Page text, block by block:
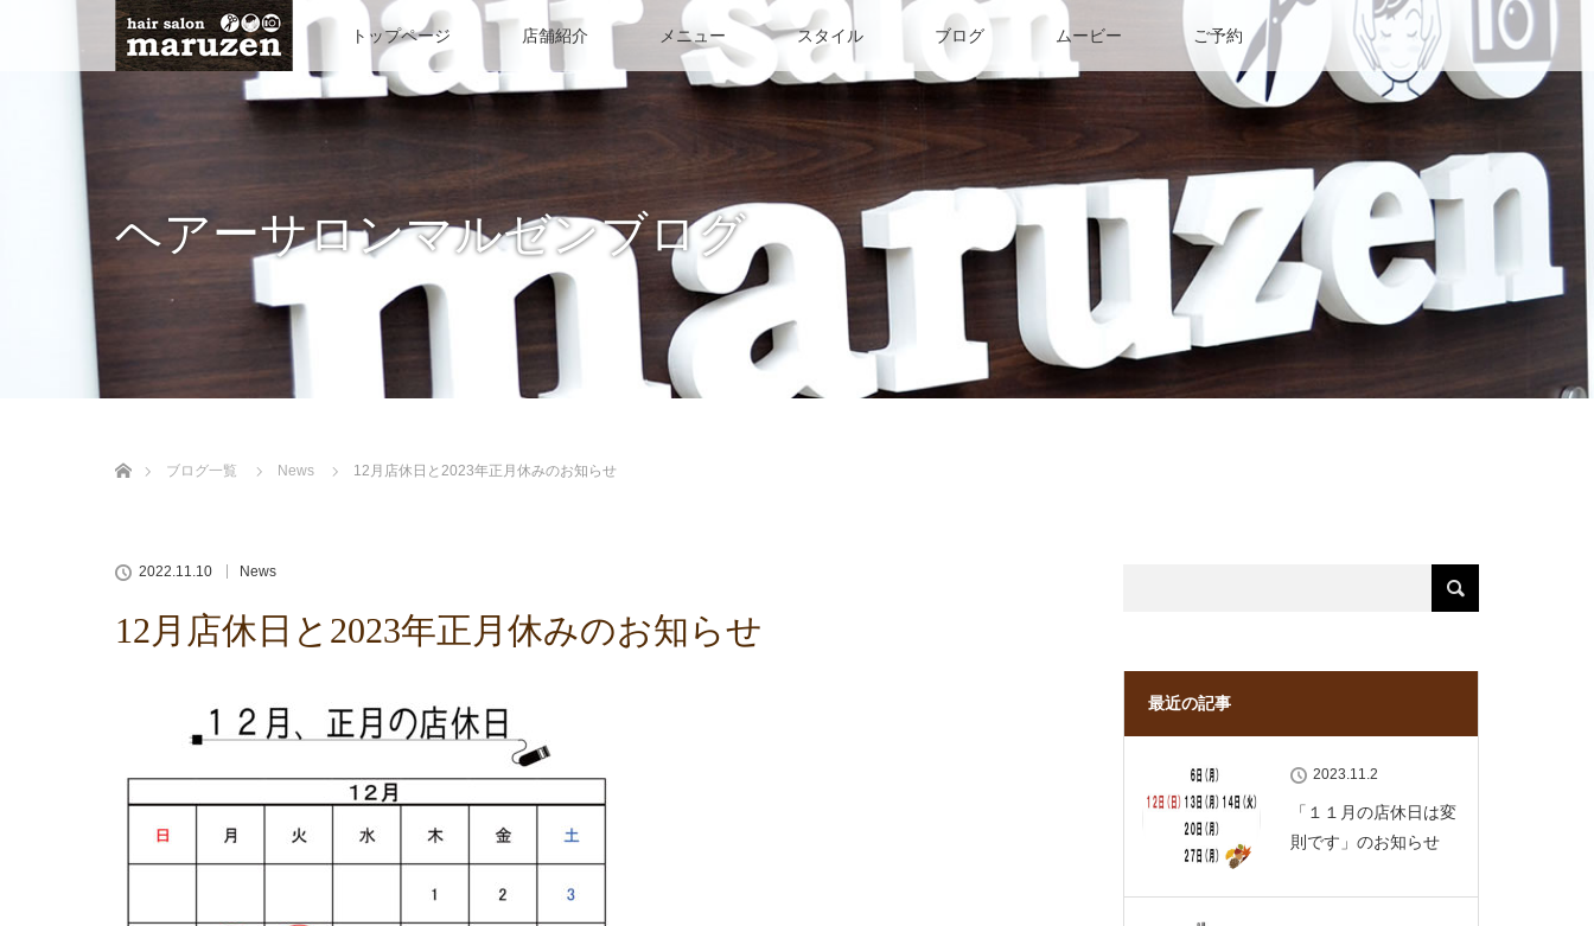
トップページ 店舗紹介 メニュー スタイル ブログ ムービー ご予約
ヘアーサロンマルゼンブログ
ブログ一覧
News 12月店休日と2023年正月休みのお知らせ
2022.11.10 News
12月店休日と2023年正月休みのお知らせ
最近の記事
2023.11.2
「１１月の店休日は変
則です」のお知らせ